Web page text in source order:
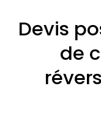
Devis
de